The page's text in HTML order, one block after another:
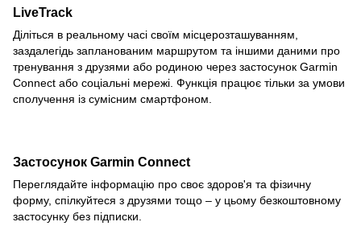
LiveTrack
Діліться в реальному часі своїм місцерозташуванням,
заздалегідь запланованим маршрутом та іншими даними про
тренування з друзями або родиною через застосунок Garmin
Connect або соціальні мережі. Функція працює тільки за умови
сполучення із сумісним смартфоном.
Застосунок Garmin Connect
Переглядайте інформацію про своє здоров'я та фізичну
форму, спілкуйтеся з друзями тощо – у цьому безкоштовному
застосунку без підписки.